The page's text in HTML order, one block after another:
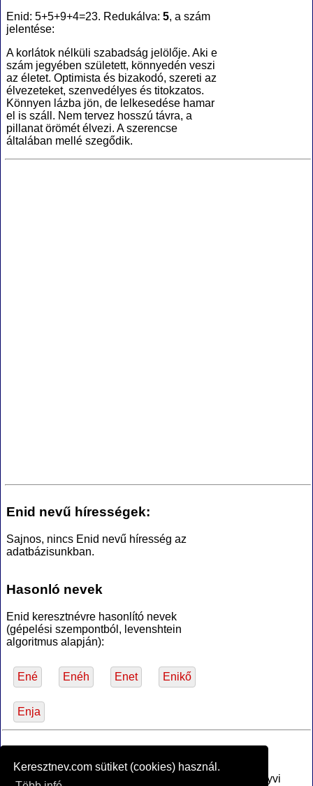
Keresztnev.com sütiket (cookies) használ.
Enid: 5+5+9+4=23. Redukálva: 5, a szám
jelentése:
A korlátok nélküli szabadság jelölője. Aki e
szám jegyében született, könnyedén veszi
az életet. Optimista és bizakodó, szereti az
élvezeteket, szenvedélyes és titokzatos.
Könnyen lázba jön, de lelkesedése hamar
el is száll. Nem tervez hosszú távra, a
pillanat örömét élvezi. A szerencse
általában mellé szegődik.
Enid nevű hírességek:
Sajnos, nincs Enid nevű híresség az
adatbázisunkban.
Hasonló nevek
Enid keresztnévre hasonlító nevek
(gépelési szempontból, levenshtein
algoritmus alapján):
Ené Enéh Enet Enikő
Enja
Az MTA Nyelvtudományi Intézete által anyakönyvi